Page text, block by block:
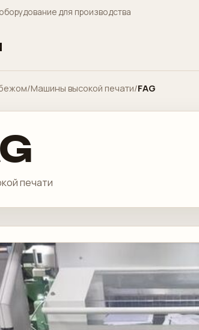
для производства
/Машины высокой печати/FAG
печати